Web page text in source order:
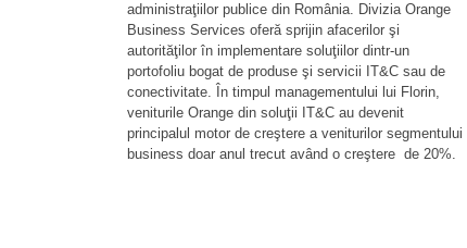
administraţiilor publice din România. Divizia Orange
Business Services oferă sprijin afacerilor şi
autorităţilor în implementare soluţiilor dintr-un
portofoliu bogat de produse şi servicii IT&C sau de
conectivitate. În timpul managementului lui Florin,
veniturile Orange din soluţii IT&C au devenit
principalul motor de creştere a veniturilor segmentului
business doar anul trecut având o creştere de 20%.